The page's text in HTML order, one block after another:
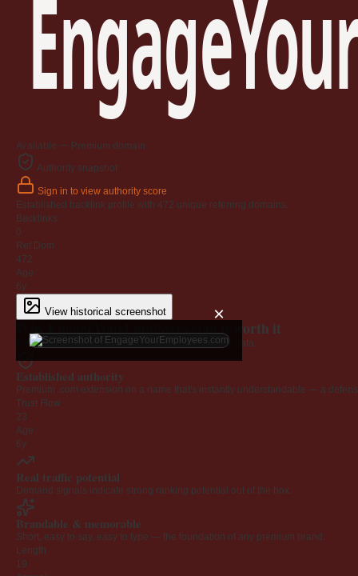
Available — Premium domain
Authority snapshot
Sign in to view authority score
Established backlink profile with 472 unique referring domains.
Backlinks
0
Ref Dom
472
Age
6y
View historical screenshot ×
Why EngageYourEmployees.com is worth it
Every claim below is backed by verified third-party data.
Established authority
Premium .com extension on a name that's instantly understandable — a
Trust Flow
23
Age
6y
Real traffic potential
Demand signals indicate strong ranking potential out of the box.
Brandable & memorable
Short, easy to say, easy to type — the foundation of any premium brand.
Length
19